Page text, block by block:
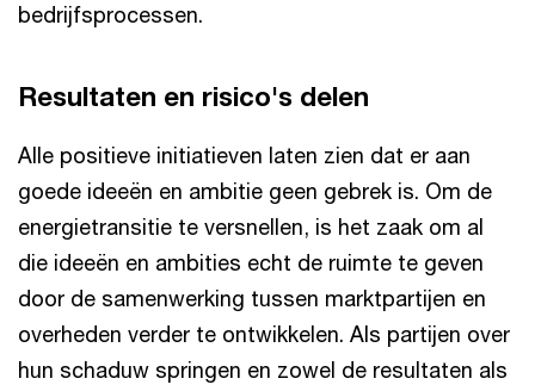
bedrijfsprocessen.
Resultaten en risico's delen
Alle positieve initiatieven laten zien dat er aan
goede ideeën en ambitie geen gebrek is. Om de
energietransitie te versnellen, is het zaak om al
die ideeën en ambities echt de ruimte te geven
door de samenwerking tussen marktpartijen en
overheden verder te ontwikkelen. Als partijen over
hun schaduw springen en zowel de resultaten als